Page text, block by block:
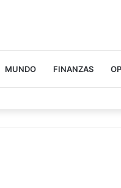
MUNDO FINANZAS